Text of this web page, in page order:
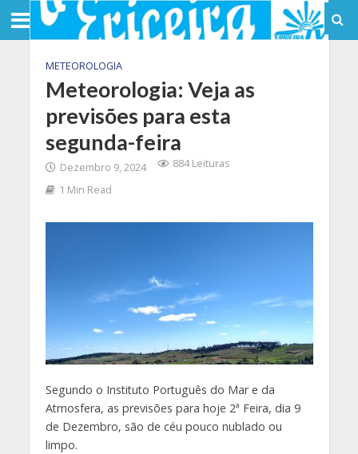
METEOROLOGIA
Meteorologia: Veja as
previsões para esta
segunda-feira
Dezembro 9, 2024
884 Leituras
1 Min Read
Segundo o Instituto Português do Mar e da
Atmosfera, as previsões para hoje 2ª Feira, dia 9
de Dezembro, são de céu pouco nublado ou
limpo.